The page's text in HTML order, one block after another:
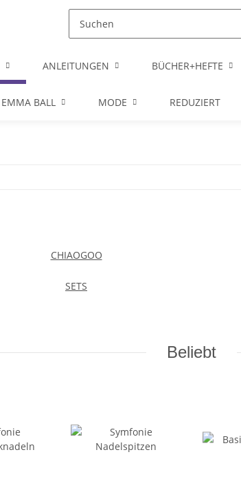
ANLEITUNGEN BÜCHER+HEFTE
EMMA BALL MODE REDUZIERT
CHIAOGOO
SETS
Beliebt